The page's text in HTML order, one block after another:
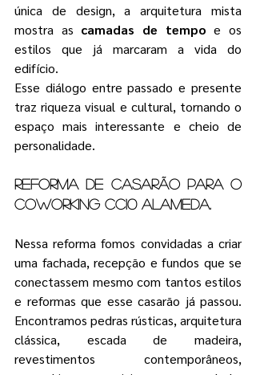
única de design, a arquitetura mista
mostra as camadas de tempo e os
estilos que já marcaram a vida do
edifício.
Esse diálogo entre passado e presente
traz riqueza visual e cultural, tornando o
espaço mais interessante e cheio de
personalidade.
Reforma de casarão para o
coworking cc10 alameda.
Nessa reforma fomos convidadas a criar
uma fachada, recepção e fundos que se
conectassem mesmo com tantos estilos
e reformas que esse casarão já passou.
Encontramos pedras rústicas, arquitetura
clássica, escada de madeira,
revestimentos contemporâneos,